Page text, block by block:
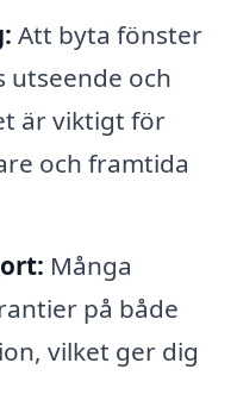
Att byta fönster
utseende och
är viktigt för
och framtida
Många
på både
vilket ger dig